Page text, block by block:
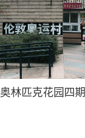
奥林匹克花园四期